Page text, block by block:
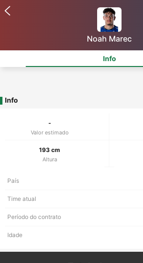
Noah Marec
Info
Info
-
Valor estimado
193 cm
Altura
País
Time atual
Período do contrato
Idade